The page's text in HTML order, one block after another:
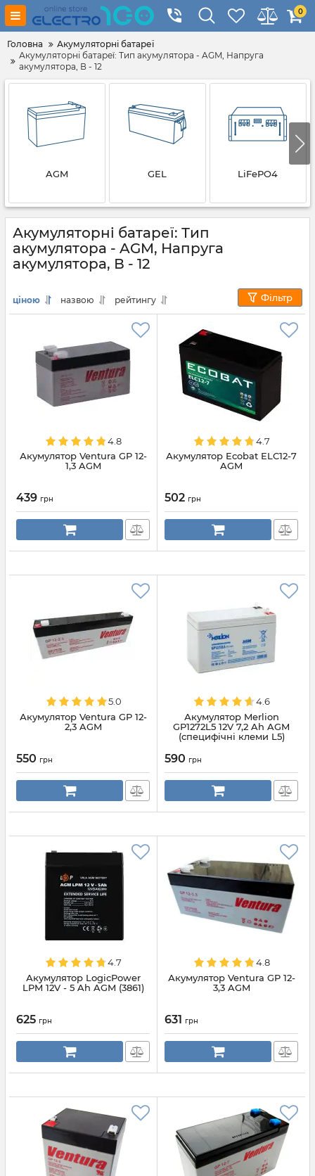
0
Головна
Акумуляторні батареї
Акумуляторні батареї: Тип акумулятора - AGM, Напруга
акумулятора, В - 12
AGM GEL LiFePO4
Акумуляторні батареї: Тип
акумулятора - AGM, Напруга
акумулятора, В - 12
ціною назвою рейтингу Фільтр
4.8
Акумулятор Ventura GP 12-
1,3 AGM
439 грн
4.7
Акумулятор Ecobat ELC12-7
AGM
502 грн
5.0
Акумулятор Ventura GP 12-
2,3 AGM
550 грн
4.6
Акумулятор Merlion
GP1272L5 12V 7,2 Ah AGM
(специфічні клеми L5)
590 грн
4.7
Акумулятор LogicPower
LPM 12V - 5 Ah AGM (3861)
625 грн
4.8
Акумулятор Ventura GP 12-
3,3 AGM
631 грн